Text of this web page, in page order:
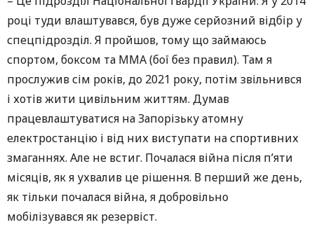
році туди влаштувався, був дуже серйозний відбір у
спецпідрозділ. Я пройшов, тому що займаюсь
спортом, боксом та ММА (бої без правил). Там я
прослужив сім років, до 2021 року, потім звільнився
і хотів жити цивільним життям. Думав
працевлаштуватися на Запорізьку атомну
електростанцію і від них виступати на спортивних
змаганнях. Але не встиг. Почалася війна після п’яти
місяців, як я ухвалив це рішення. В перший же день,
як тільки почалася війна, я добровільно
мобілізувався як резервіст.